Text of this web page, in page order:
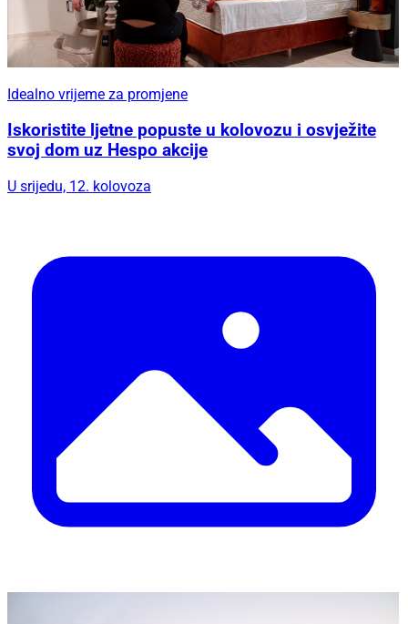
Idealno vrijeme za promjene
Iskoristite ljetne popuste u kolovozu i osvježite
svoj dom uz Hespo akcije
U srijedu, 12. kolovoza